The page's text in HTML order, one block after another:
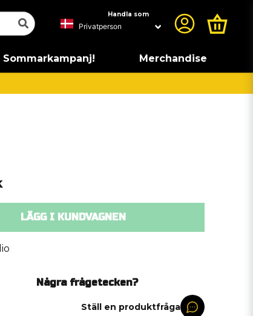
Handla som
Sommarkampanj! Merchandise
LÄGG I KUNDVAGNEN
Några frågetecken?
Ställ en produktfråga